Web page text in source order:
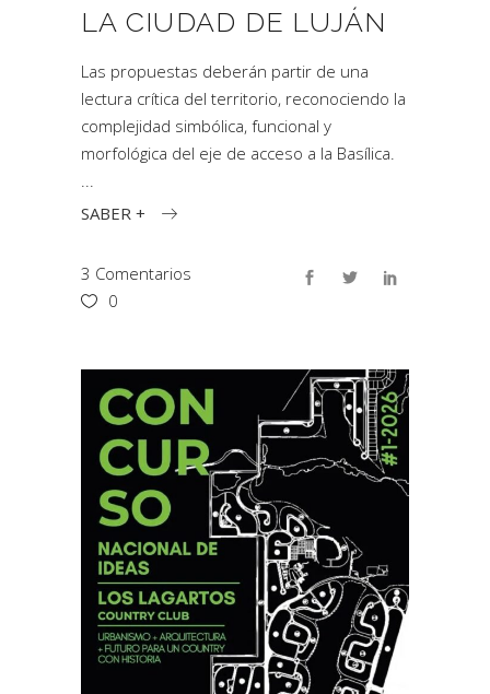
LA CIUDAD DE LUJÁN
Las propuestas deberán partir de una
lectura crítica del territorio, reconociendo la
complejidad simbólica, funcional y
morfológica del eje de acceso a la Basílica.
SABER +
3 Comentarios
0